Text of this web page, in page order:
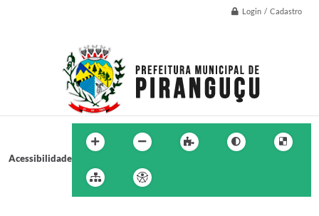
Login / Cadastro
Acessibilidade